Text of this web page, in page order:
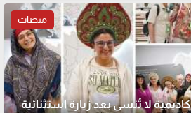
منصات
لا تُنسى بعد زيارة استثنائية